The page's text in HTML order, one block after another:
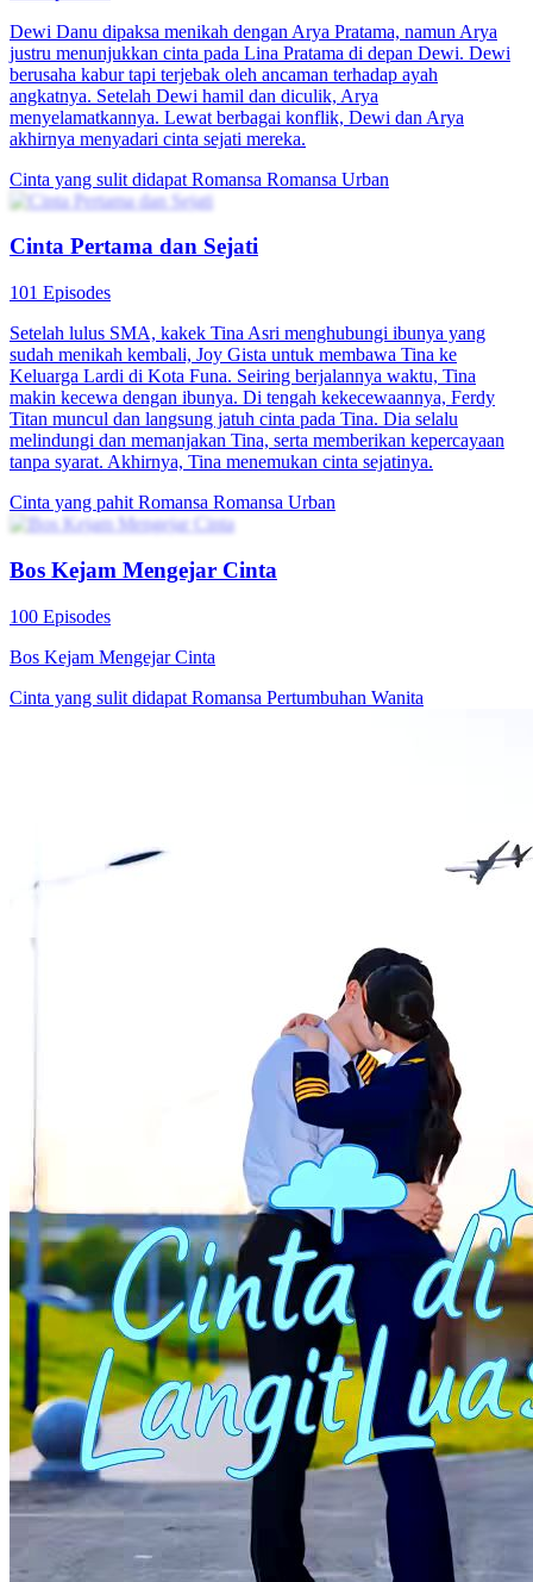
industri di Segitiga Utara. Ibu bapa Zhai Ling, yang telah membayar
wang tebusan mereka, dibunuh dengan kejam oleh serigala liar, dan
Zhai Ling serta abangnya kemudiannya dijual ke taman industri lain
sebagai barangan. Tiga tahun kemudian, Zhai Ling kembali sebagai
Phoenix, pembunuh wanita terbaik di Segitiga Utara, dengan tekad
untuk membalas dendam. Tiada musuh dari masa itu yang akan
Identiti RahsiaBalas Dendam
Phoenix Petir
88 Episodes
Tiga tahun yang lalu, Zhai Ling dan Zhai Manyun ditipu oleh
sahabat mereka dan dijual ke sebuah kawasan industri di Segitiga
Utara. Orang tua Zhai Ling, yang telah membayar untuk menebus
mereka, dibunuh secara brutal oleh serigala liar, dan Zhai Ling serta
saudara laki-lakinya kemudian dijual ke kawasan industri lain
sebagai barang dagangan. Tiga tahun kemudian, Zhai Ling kembali
sebagai Phoenix, pembunuh wanita terbaik di Segitiga Utara, dan
bersumpah untuk membalas dendam. Tak satu pun dari musuh-
musuh dari masa itu yang akan lolos.
Identitas Rahasia
Balas Dendam
Kekasih Seumur Hidup